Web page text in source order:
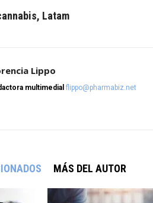
Latam
Lippo
multimedial flippo@pharmabiz.net
MÁS DEL AUTOR